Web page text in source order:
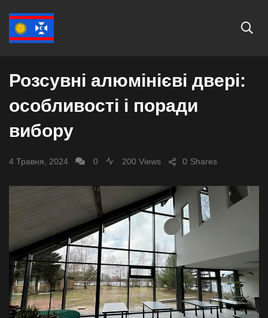
СУСПІЛЬСТВО
Розсувні алюмінієві двері:
особливості і поради
вибору
4 Травня, 2024 0 200 Views Shares
0